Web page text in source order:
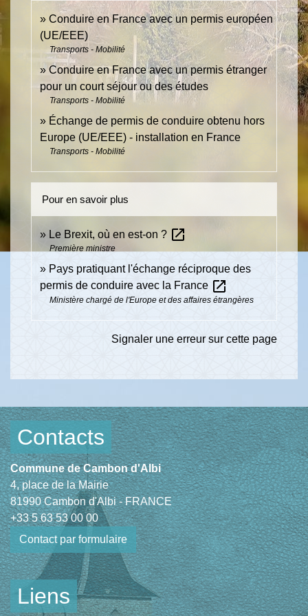
Conduire en France avec un permis européen
(UE/EEE)
Transports - Mobilité
Conduire en France avec un permis étranger
pour un court séjour ou des études
Transports - Mobilité
Échange de permis de conduire obtenu hors
Europe (UE/EEE) - installation en France
Transports - Mobilité
Pour en savoir plus
Le Brexit, où en est-on ? open_in_new
Première ministre
Pays pratiquant l'échange réciproque des
permis de conduire avec la France open_in_new
Ministère chargé de l'Europe et des affaires étrangères
Signaler une erreur sur cette page
Contacts
Commune de Cambon d'Albi
4, place de la Mairie
81990 Cambon d'Albi - FRANCE
+33 5 63 53 00 00
Contact par formulaire
Liens